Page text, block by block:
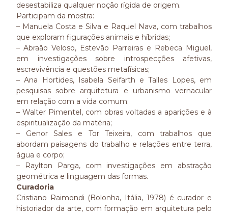
desestabiliza qualquer noção rígida de origem.
Participam da mostra:
– Manuela Costa e Silva e Raquel Nava, com trabalhos
que exploram figurações animais e híbridas;
– Abraão Veloso, Estevão Parreiras e Rebeca Miguel,
em investigações sobre introspecções afetivas,
escrevivência e questões metafísicas;
– Ana Hortides, Isabela Seifarth e Talles Lopes, em
pesquisas sobre arquitetura e urbanismo vernacular
em relação com a vida comum;
– Walter Pimentel, com obras voltadas a aparições e à
espiritualização da matéria;
– Genor Sales e Tor Teixeira, com trabalhos que
abordam paisagens do trabalho e relações entre terra,
água e corpo;
– Raylton Parga, com investigações em abstração
geométrica e linguagem das formas.
Curadoria
Cristiano Raimondi (Bolonha, Itália, 1978) é curador e
historiador da arte, com formação em arquitetura pelo